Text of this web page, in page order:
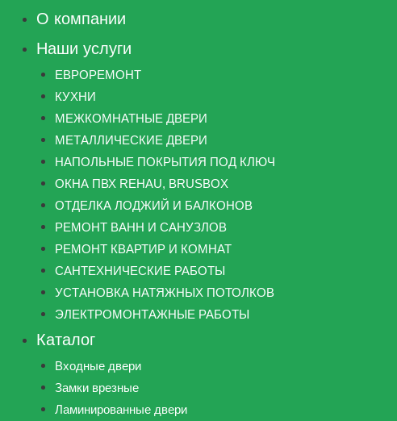
О компании
Наши услуги
ЕВРОРЕМОНТ
КУХНИ
МЕЖКОМНАТНЫЕ ДВЕРИ
МЕТАЛЛИЧЕСКИЕ ДВЕРИ
НАПОЛЬНЫЕ ПОКРЫТИЯ ПОД КЛЮЧ
ОКНА ПВХ REHAU, BRUSBOX
ОТДЕЛКА ЛОДЖИЙ И БАЛКОНОВ
РЕМОНТ ВАНН И САНУЗЛОВ
РЕМОНТ КВАРТИР И КОМНАТ
САНТЕХНИЧЕСКИЕ РАБОТЫ
УСТАНОВКА НАТЯЖНЫХ ПОТОЛКОВ
ЭЛЕКТРОМОНТАЖНЫЕ РАБОТЫ
Каталог
Входные двери
Замки врезные
Ламинированные двери